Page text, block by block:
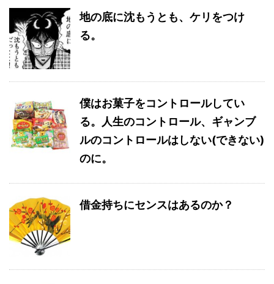
地の底に沈もうとも、ケリをつけ
る。
僕はお菓子をコントロールしてい
る。人生のコントロール、ギャンブ
ルのコントロールはしない(できない)
のに。
借金持ちにセンスはあるのか？